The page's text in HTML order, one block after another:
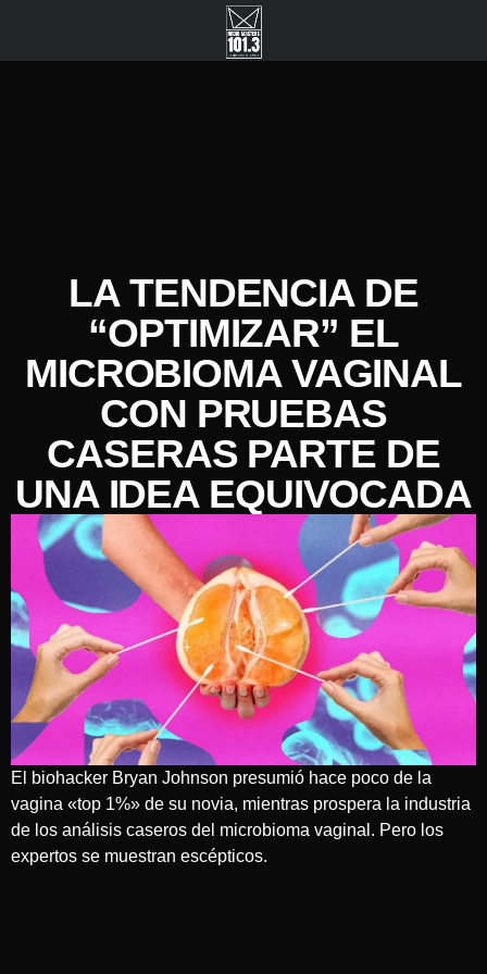
LA TENDENCIA DE
“OPTIMIZAR” EL
MICROBIOMA VAGINAL
CON PRUEBAS
CASERAS PARTE DE
UNA IDEA EQUIVOCADA
El biohacker Bryan Johnson presumió hace poco de la
vagina «top 1%» de su novia, mientras prospera la industria
de los análisis caseros del microbioma vaginal. Pero los
expertos se muestran escépticos.